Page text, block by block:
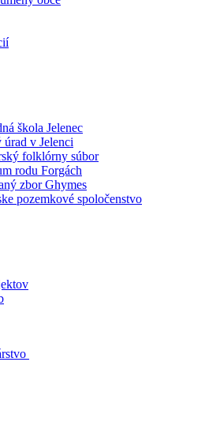
škola Jelenec
úrad v Jelenci
folklórny súbor
rodu Forgách
zbor Ghymes
pozemkové spoločenstvo